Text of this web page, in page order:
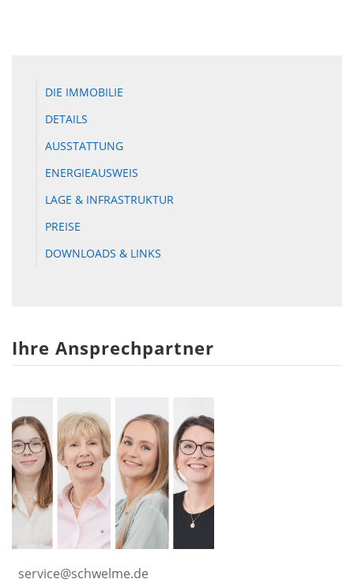
DIE IMMOBILIE
DETAILS
AUSSTATTUNG
ENERGIEAUSWEIS
LAGE & INFRASTRUKTUR
PREISE
DOWNLOADS & LINKS
Ihre Ansprechpartner
service@schwelme.de